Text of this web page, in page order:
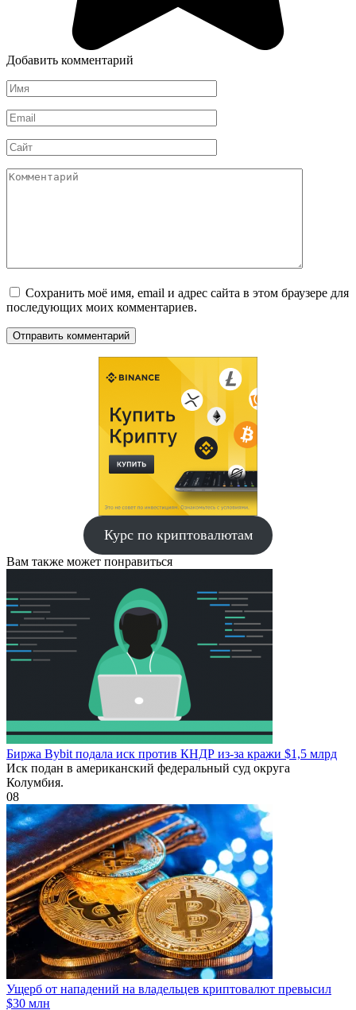
Добавить комментарий
Имя
*
Email
*
Сайт
Комментарий
Сохранить моё имя, email и адрес сайта в этом браузере для
последующих моих комментариев.
Курс по криптовалютам
Вам также может понравиться
Биржа Bybit подала иск против КНДР из‑за кражи $1,5 млрд
Иск подан в американский федеральный суд округа
Колумбия.
08
Ущерб от нападений на владельцев криптовалют превысил
$30 млн